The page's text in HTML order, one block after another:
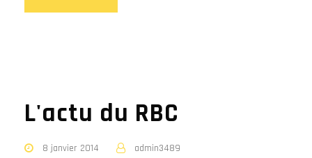
L'actu du RBC
8 janvier 2014
admin3489